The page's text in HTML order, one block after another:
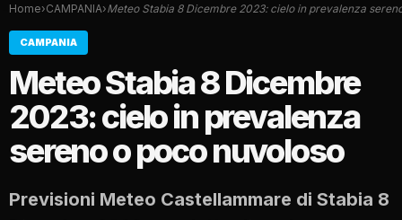
Home›CAMPANIA›Meteo Stabia 8 Dicembre 2023: cielo in prevalenza
CAMPANIA
Meteo Stabia 8 Dicembre
2023: cielo in prevalenza
sereno o poco nuvoloso
Previsioni Meteo Castellammare di Stabia 8